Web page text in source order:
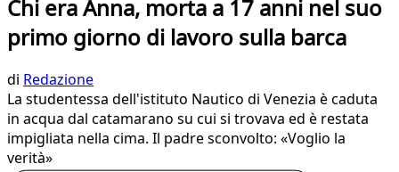
Chi era Anna, morta a 17 anni nel suo
primo giorno di lavoro sulla barca
di Redazione
La studentessa dell'istituto Nautico di Venezia è caduta
in acqua dal catamarano su cui si trovava ed è restata
impigliata nella cima. Il padre sconvolto: «Voglio la
verità»